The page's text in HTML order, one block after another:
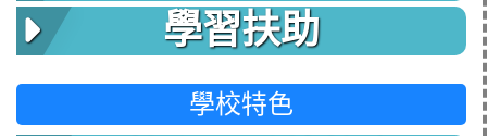
學習扶助
學校特色